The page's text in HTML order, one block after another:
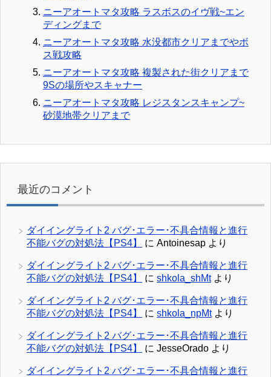
ニーアオートマタ攻略 ラスボスのイヴ戦~エン
ディングまで
ニーアオートマタ攻略 水没都市クリアまでやボ
ス戦攻略
ニーアオートマタ攻略 複製された街クリアまで
9Sの場所やスキャナー
ニーアオートマタ攻略 レジスタンスキャンプ~
砂漠地帯クリアまで
最近のコメント
ダイイングライト2 バグ･エラー･不具合情報と進行
不能バグの対処法【PS4】
に Antoinesap より
ダイイングライト2 バグ･エラー･不具合情報と進行
不能バグの対処法【PS4】
に shkola_shMtより
ダイイングライト2 バグ･エラー･不具合情報と進行
不能バグの対処法【PS4】
に shkola_npMtより
ダイイングライト2 バグ･エラー･不具合情報と進行
不能バグの対処法【PS4】
に JesseOrado より
ダイイングライト2 バグ･エラー･不具合情報と進行